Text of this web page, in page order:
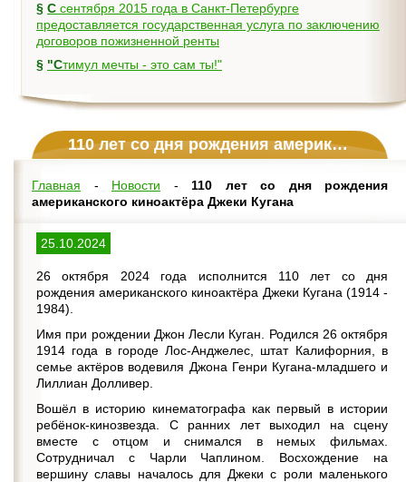
§ С сентября 2015 года в Санкт-Петербурге
предоставляется государственная услуга по заключению
договоров пожизненной ренты
§
"Стимул мечты - это сам ты!"
110 лет со дня рождения американского киноактёра Джеки Кугана
Главная - Новости - 110 лет со дня рождения
американского киноактёра Джеки Кугана
25.10.2024
26 октября 2024 года исполнится 110 лет со дня
рождения американского киноактёра Джеки Кугана (1914 -
1984).
Имя при рождении Джон Лесли Куган. Родился 26 октября
1914 года в городе Лос-Анджелес, штат Калифорния, в
семье актёров водевиля Джона Генри Кугана-младшего и
Лиллиан Долливер.
Вошёл в историю кинематографа как первый в истории
ребёнок-кинозвезда. С ранних лет выходил на сцену
вместе с отцом и снимался в немых фильмах.
Сотрудничал с Чарли Чаплином. Восхождение на
вершину славы началось для Джеки с роли маленького